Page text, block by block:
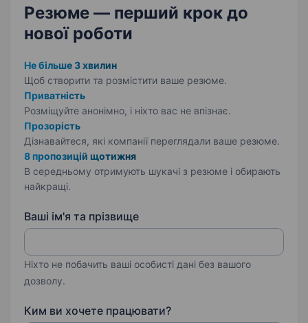
Резюме — перший крок до
нової роботи
Не більше 3 хвилин
Щоб створити та розмістити ваше резюме.
Приватність
Розміщуйте анонімно, і ніхто вас не впізнає.
Прозорість
Дізнавайтеся, які компанії переглядали ваше резюме.
8 пропозицій щотижня
В середньому отримують шукачі з резюме і обирають
найкращі.
Ваші ім'я та прізвище
Ніхто не побачить ваші особисті дані без вашого
дозволу.
Ким ви хочете працювати?